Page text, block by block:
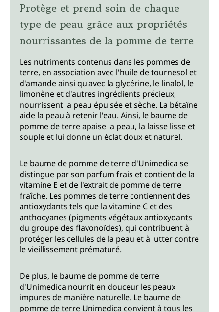
Protège et prend soin de chaque
type de peau grâce aux propriétés
nourrissantes de la pomme de terre
Les nutriments contenus dans les pommes de
terre, en association avec l'huile de tournesol et
d'amande ainsi qu'avec la glycérine, le linalol, le
limonène et d'autres ingrédients précieux,
nourrissent la peau épuisée et sèche. La bétaïne
aide la peau à retenir l'eau. Ainsi, le baume de
pomme de terre apaise la peau, la laisse lisse et
souple et lui donne un éclat doux et naturel.
Le baume de pomme de terre d'Unimedica se
distingue par son parfum frais et contient de la
vitamine E et de l'extrait de pomme de terre
fraîche. Les pommes de terre contiennent des
antioxydants tels que la vitamine C et des
anthocyanes (pigments végétaux antioxydants
du groupe des flavonoïdes), qui contribuent à
protéger les cellules de la peau et à lutter contre
le vieillissement prématuré.
De plus, le baume de pomme de terre
d'Unimedica nourrit en douceur les peaux
impures de manière naturelle. Le baume de
pomme de terre Unimedica convient à tous les